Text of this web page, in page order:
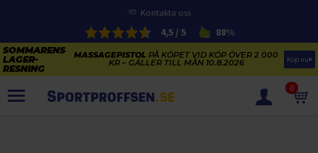
Kontakta oss
4,5 / 5 88%
MASSAGEPISTOLPÅ KÖPET VID KÖP ÖVER 2 000
KR – GÄLLER TILL MÅN 10.8.2026 Köp nu
0